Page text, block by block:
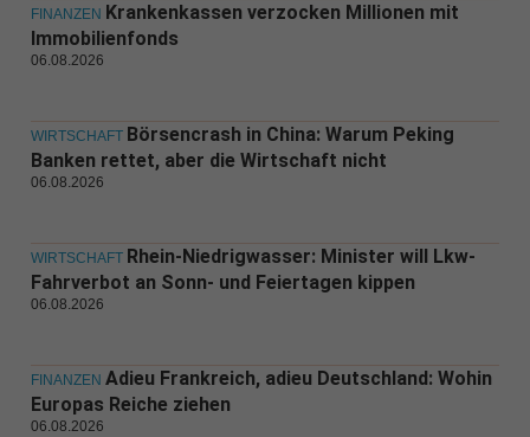
FINANZEN Krankenkassen verzocken Millionen mit
Immobilienfonds
06.08.2026
WIRTSCHAFT Börsencrash in China: Warum Peking
Banken rettet, aber die Wirtschaft nicht
06.08.2026
WIRTSCHAFT Rhein-Niedrigwasser: Minister will Lkw-
Fahrverbot an Sonn- und Feiertagen kippen
06.08.2026
FINANZEN Adieu Frankreich, adieu Deutschland: Wohin
Europas Reiche ziehen
06.08.2026